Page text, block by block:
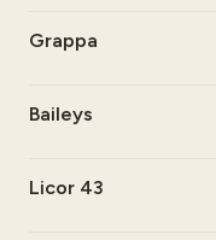
Grappa
Baileys
Licor 43